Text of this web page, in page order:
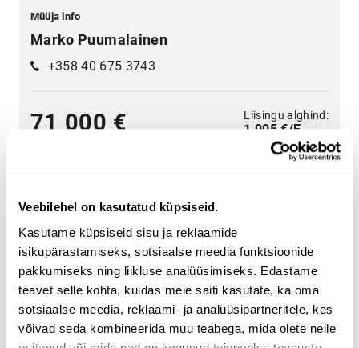
Veebilehel on kasutatud küpsiseid.
Kasutame küpsiseid sisu ja reklaamide
isikupärastamiseks, sotsiaalse meedia funktsioonide
pakkumiseks ning liikluse analüüsimiseks. Edastame
teavet selle kohta, kuidas meie saiti kasutate, ka oma
sotsiaalse meedia, reklaami- ja analüüsipartneritele, kes
võivad seda kombineerida muu teabega, mida olete neile
Müüja info
Marko Puumalainen
+358 40 675 3743
71 000 € Liisingu alghind:
1 005 €/E
Lai valik rasketehnikat - leia endale vajalik
Valige kategooria põllumajandus,transport,ehitus,
metsandus,kommunaalhooldu ,materjali käitlemine .
Kasutage lehe küljel olevaid rasketehnika